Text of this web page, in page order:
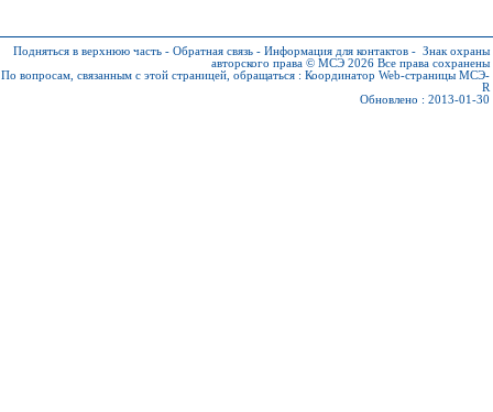
Подняться в верхнюю часть - Обратная связь - Информация для контактов - Знак охраны
авторского права © МСЭ 2026 Все права сохранены
По вопросам, связанным с этой страницей, обращаться : Координатор Web-страницы МСЭ-
R
Обновлено : 2013-01-30